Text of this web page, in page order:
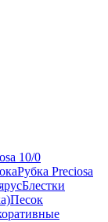
10/0
Рубка Preciosa
Блестки
Песок